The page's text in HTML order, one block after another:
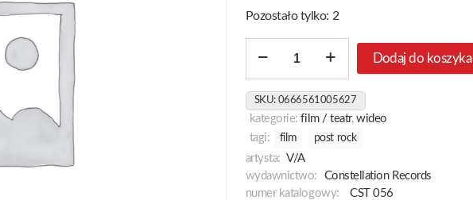
Pozostało tylko: 2
Evening's
Twilight
In
Empires
Of
Tin
Dodaj do koszyka
SKU: 0666561005627
kategorie:film / teatr,wideo
tagi:
film post rock
artysta: V/A
wydawnictwo:
Constellation Records
numer katalogowy:
CST 056